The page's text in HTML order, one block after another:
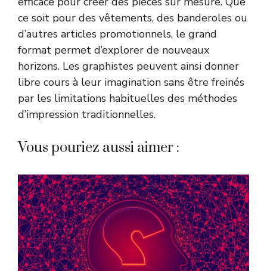
ce soit pour des vêtements, des banderoles ou
d’autres articles promotionnels, le grand
format permet d’explorer de nouveaux
horizons. Les graphistes peuvent ainsi donner
libre cours à leur imagination sans être freinés
par les limitations habituelles des méthodes
d’impression traditionnelles.
Vous pouriez aussi aimer :